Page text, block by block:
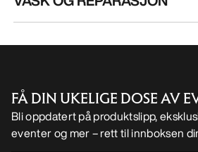
FÅ DIN UKELIGE DOSE AV
Bli oppdatert på produktslipp,
eventer og mer – rett til innboksen